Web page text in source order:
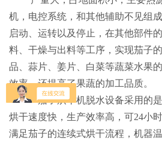
机，电控系统，和其他辅助不见组
启动、运转以及停止，在其他部件
料、干燥与出料等工序，实现茄子
品、蒜片、姜片、白菜等蔬菜水果
效率，还提高了果蔬的加工品质。
茄子烘干机脱水设备采用的
烘干速度快，生产效率高，可24小
满足茄子的连续式烘干流程，机器